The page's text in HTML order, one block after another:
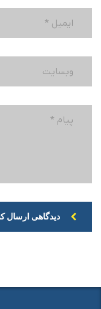
دیدگاهی ارسال